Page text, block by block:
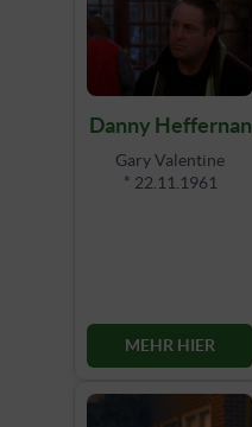
Danny Heffernan
Gary Valentine
* 22.11.1961
MEHR HIER